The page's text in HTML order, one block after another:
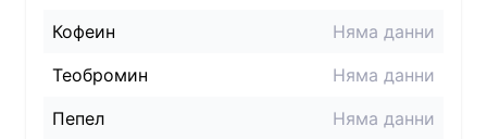
Кофеин
Няма данни
Теобромин
Няма данни
Пепел
Няма данни